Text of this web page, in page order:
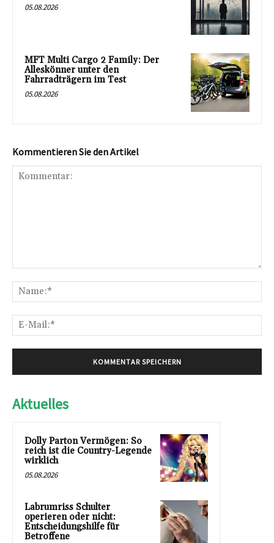
05.08.2026
MFT Multi Cargo 2 Family: Der
Alleskönner unter den
Fahrradträgern im Test
05.08.2026
Kommentieren Sie den Artikel
Aktuelles
Dolly Parton Vermögen: So
reich ist die Country-Legende
wirklich
05.08.2026
Labrumriss Schulter
operieren oder nicht:
Entscheidungshilfe für
Betroffene